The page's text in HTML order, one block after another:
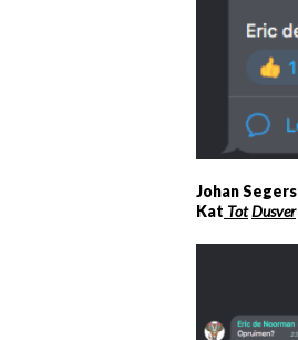
Johan Segers
Kat TotDusver